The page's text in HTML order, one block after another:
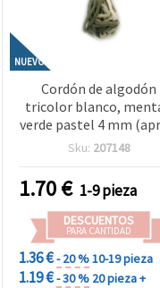
NUEVO
Cordón de algodón
tricolor blanco,
verde pastel 4 mm
5 m) – Ideal para
manualidades DIY
creativas
Sku: 207148
1.70€ 1-9 pieza
DESCUENTOS
PARA CANTIDAD
1.36 €- 20 %10-19 pieza
1.19 €- 30 % 20 pieza +